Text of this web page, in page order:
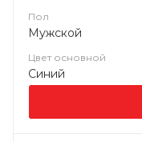
Пол
Мужской
Цвет основной
Синий